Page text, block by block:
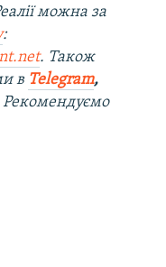
можна за
:
. Також
в Telegram,
Рекомендуємо